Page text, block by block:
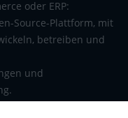
oder ERP:
Source-Plattform, mit
betreiben und
und